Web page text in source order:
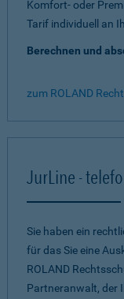
Komfort- oder
Tarif individuell an
Berechnen und
zum ROLAND
JurLine -
Sie haben ein
für das Sie eine
ROLAND
Partneranwalt, der